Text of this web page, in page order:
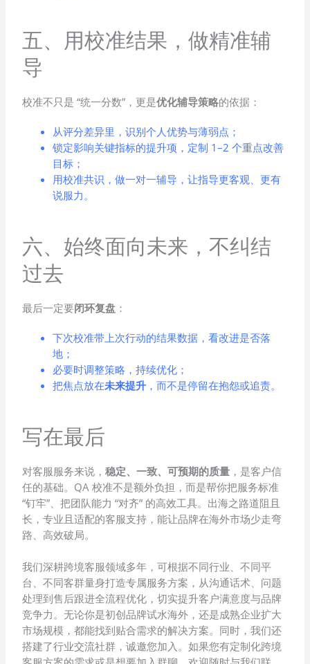
五、用校准结果，做精准辅
导
校准不只是 “统一分数”，更是优化辅导策略的依据：
从评分差异里，识别个人优势与薄弱点；
锁定影响关键指标的提升项，定制 1–2 个重点改善
目标；
用校准共识，做一对一辅导，让指导更客观、更有
说服力。
六、始终面向未来，不纠结
过去
最后一定要闭环复盘 ：
下次校准带上次行动的结果数据，看改进是否落
地；
必要时调整策略，持续优化；
把焦点放在未来提升 ，而不是停留在抱怨或追责。
写在最后
对客服服务来说，稳定、一致、可预期的质量 ，是客户信
任的基础。QA 校准不是额外负担，而是帮你把服务标准
“钉牢”、把团队能力 “对齐” 的高效工具。出海之路道阻且
长，专业且适配的客服支持，能让品牌在海外市场少走弯
路、高效破局。
我们深耕跨境客服领域多年，可根据不同行业、不同平
台、不同客群量身打造专属服务方案，从沟通话术、问题
处理到售后跟进全流程优化，切实提升客户满意度与品牌
竞争力。无论你是初创品牌试水海外，还是成熟企业扩大
市场规模，都能找到贴合需求的解决方案。同时，我们还
搭建了行业交流社群，诚邀您加入。如果您有定制化跨境